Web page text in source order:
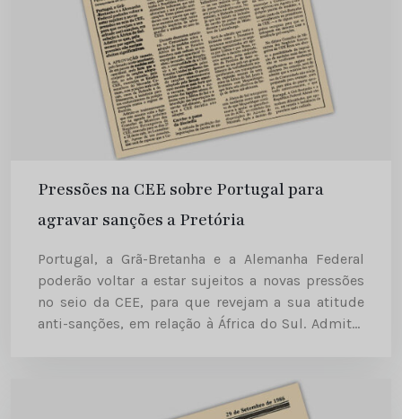
Pressões na CEE sobre Portugal para
agravar sanções a Pretória
Portugal, a Grã-Bretanha e a Alemanha Federal
poderão voltar a estar sujeitos a novas pressões
no seio da CEE, para que revejam a sua atitude
anti-sanções, em relação à África do Sul. Admite-